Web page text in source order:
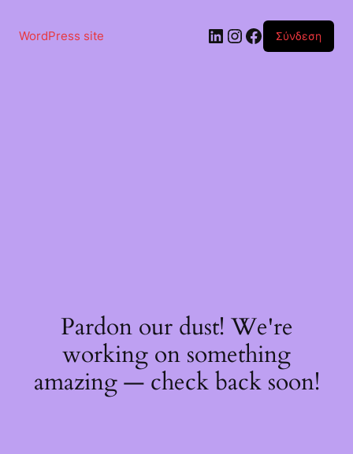
περιεχόμενο
WordPress site Linkedin
Instagram
Facebook
Σύνδεση
Pardon our dust! We're
working on something
amazing — check back soon!